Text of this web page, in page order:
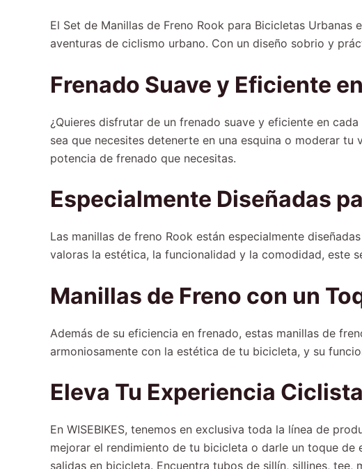
El Set de Manillas de Freno Rook para Bicicletas
aventuras de ciclismo urbano. Con un diseño sobrio y
Frenado Suave y Eficiente
¿Quieres disfrutar de un frenado suave y eficiente en
sea que necesites detenerte en una esquina o moderar
potencia de frenado que necesitas.
Especialmente Diseñadas
Las manillas de freno Rook están especialmente
valoras la estética, la funcionalidad y la comodidad, este
Manillas de Freno con un
Además de su eficiencia en frenado, estas manillas de
armoniosamente con la estética de tu bicicleta, y su
Eleva Tu Experiencia
En WISEBIKES, tenemos en exclusiva toda la línea de
mejorar el rendimiento de tu bicicleta o darle un toque
salidas en bicicleta. Encuentra tubos de sillín, sillines, tee,